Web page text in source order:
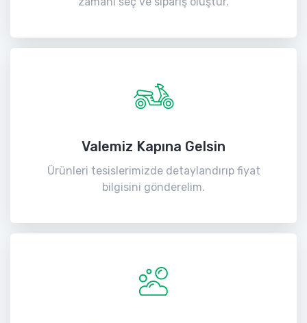
Valemiz Kapına Gelsin
Ürünleri tesislerimizde detaylandırıp fiyat
bilgisini gönderelim.